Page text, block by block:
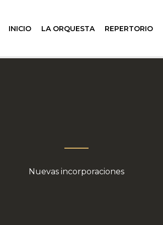
INICIO LA ORQUESTA REPERTORIO
Nuevas incorporaciones